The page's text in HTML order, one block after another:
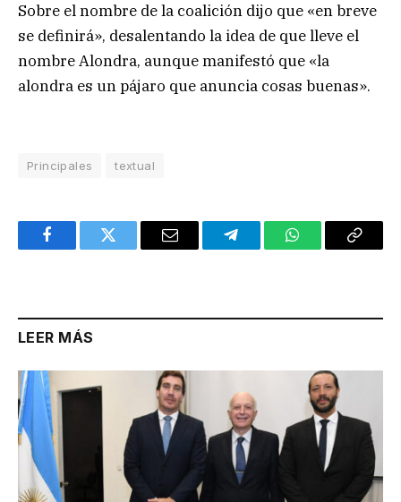
Sobre el nombre de la coalición dijo que «en breve
se definirá», desalentando la idea de que lleve el
nombre Alondra, aunque manifestó que «la
alondra es un pájaro que anuncia cosas buenas».
Principales textual
FacebookTwitter Email TelegramWhatsAppCopy
LEER MÁS